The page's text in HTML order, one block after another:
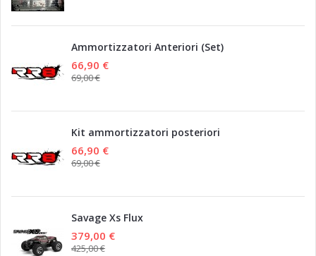
Ammortizzatori Anteriori (Set)
66,90 €
69,00 €
Kit ammortizzatori posteriori
66,90 €
69,00 €
Savage Xs Flux
379,00 €
425,00 €